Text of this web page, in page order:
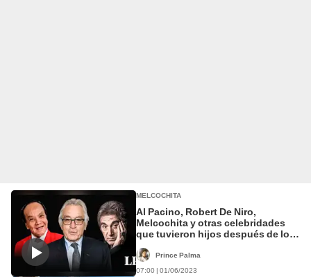
MELCOCHITA
Al Pacino, Robert De Niro,
Melcochita y otras celebridades
que tuvieron hijos después de los
Prince Palma
07:00 | 01/06/2023